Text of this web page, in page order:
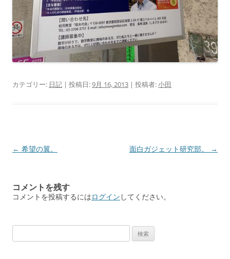
カテゴリー: 日記 | 投稿日:9月 16, 2013 | 投稿者:小田
投
ビ
← 希望の翼。 面白ガジェット研究部。 →
コメントを残す
コメントを投稿するにはログイン してください。
索: